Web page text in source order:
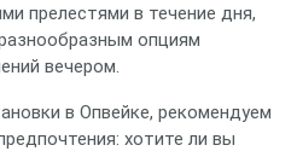
прелестями в течение дня,
опциям
вечером.
в Опвейке, рекомендуем
хотите ли вы